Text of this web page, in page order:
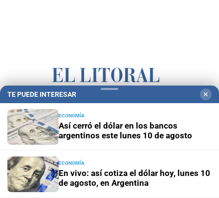
Campolitoral Revista Nosotros Clasificados CYD Litoral
Podcasts Mirador Provincial VivíMejor SF
Notife Educacion SF
TE PUEDE INTERESAR ✕
ECONOMÍA
Así cerró el dólar en los bancos
argentinos este lunes 10 de agosto
ECONOMÍA
En vivo: así cotiza el dólar hoy, lunes 10
de agosto, en Argentina